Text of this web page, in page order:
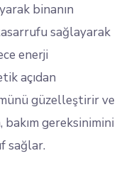
binanın
sağlayarak
enerji
açıdan
güzelleştirir ve
bakım gereksinimini
sağlar.